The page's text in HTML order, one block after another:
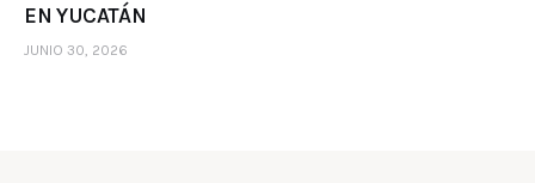
EN YUCATÁN
JUNIO 30, 2026